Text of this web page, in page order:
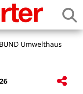
Umwelthaus